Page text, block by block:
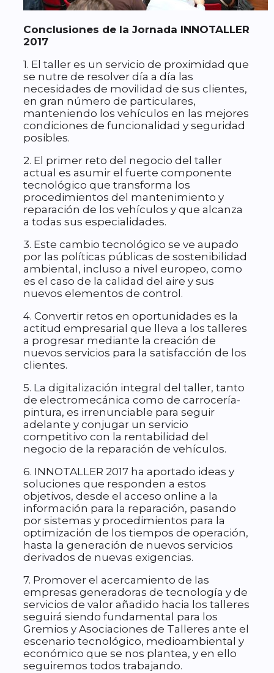
Conclusiones de la Jornada INNOTALLER
2017
1. El taller es un servicio de proximidad que
se nutre de resolver día a día las
necesidades de movilidad de sus clientes,
en gran número de particulares,
manteniendo los vehículos en las mejores
condiciones de funcionalidad y seguridad
posibles.
2. El primer reto del negocio del taller
actual es asumir el fuerte componente
tecnológico que transforma los
procedimientos del mantenimiento y
reparación de los vehículos y que alcanza
a todas sus especialidades.
3. Este cambio tecnológico se ve aupado
por las políticas públicas de sostenibilidad
ambiental, incluso a nivel europeo, como
es el caso de la calidad del aire y sus
nuevos elementos de control.
4. Convertir retos en oportunidades es la
actitud empresarial que lleva a los talleres
a progresar mediante la creación de
nuevos servicios para la satisfacción de los
clientes.
5. La digitalización integral del taller, tanto
de electromecánica como de carrocería-
pintura, es irrenunciable para seguir
adelante y conjugar un servicio
competitivo con la rentabilidad del
negocio de la reparación de vehículos.
6. INNOTALLER 2017 ha aportado ideas y
soluciones que responden a estos
objetivos, desde el acceso online a la
información para la reparación, pasando
por sistemas y procedimientos para la
optimización de los tiempos de operación,
hasta la generación de nuevos servicios
derivados de nuevas exigencias.
7. Promover el acercamiento de las
empresas generadoras de tecnología y de
servicios de valor añadido hacia los talleres
seguirá siendo fundamental para los
Gremios y Asociaciones de Talleres ante el
escenario tecnológico, medioambiental y
económico que se nos plantea, y en ello
seguiremos todos trabajando.